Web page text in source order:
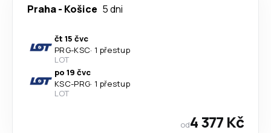
Praha- Košice 5 dni
čt 15 čvc
PRG-KSC· 1 přestup
LOT
po 19 čvc
KSC-PRG· 1 přestup
LOT
od4 377 Kč